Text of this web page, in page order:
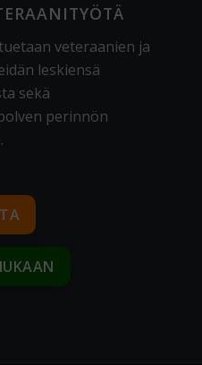
veteraanien ja
leskiensä
sekä
perinnön
.